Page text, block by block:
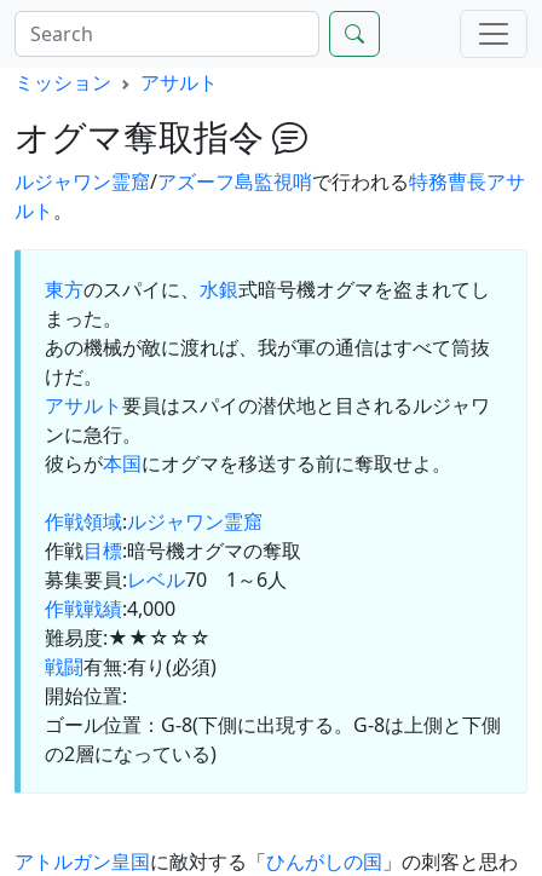
ミッション アサルト
オグマ奪取指令
ルジャワン霊窟/アズーフ島監視哨で行われる特務曹長アサ
ルト 。
東方のスパイに、 水銀式暗号機オグマを盗まれてし
まった。
あの機械が敵に渡れば、我が軍の通信はすべて筒抜
けだ。
アサルト要員はスパイの潜伏地と目されるルジャワ
ンに急行。
彼らが本国にオグマを移送する前に奪取せよ。
作戦領域:ルジャワン霊窟
作戦目標:暗号機オグマの奪取
募集要員:レベル70 1～6人
作戦戦績:4,000
難易度:★★☆☆☆
戦闘有無:有り(必須)
開始位置:
ゴール位置：G-8(下側に出現する。G-8は上側と下側
の2層になっている)
アトルガン皇国に敵対する「ひんがしの国 」の刺客と思わ